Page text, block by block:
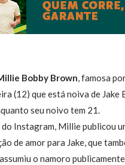
Bobby Brown, famosa
(12) que está noiva de Jake
seu noivo tem 21.
Instagram, Millie publicou
de amor para Jake, que
o namoro